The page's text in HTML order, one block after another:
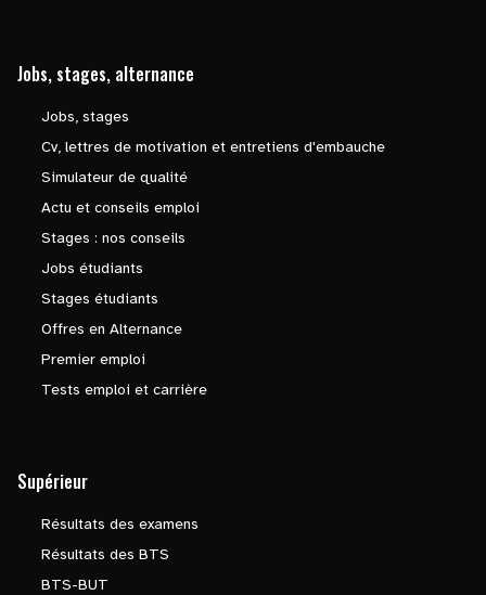
Jobs, stages, alternance
Jobs, stages
Cv, lettres de motivation et entretiens d'embauche
Simulateur de qualité
Actu et conseils emploi
Stages : nos conseils
Jobs étudiants
Stages étudiants
Offres en Alternance
Premier emploi
Tests emploi et carrière
Supérieur
Résultats des examens
Résultats des BTS
BTS-BUT